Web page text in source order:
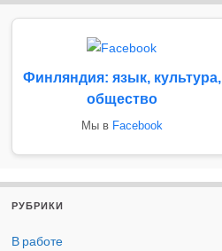
Финляндия: язык, культура,
общество
Мы в Facebook
РУБРИКИ
В работе